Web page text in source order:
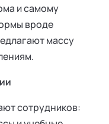
и самому
вроде
массу
сотрудников: